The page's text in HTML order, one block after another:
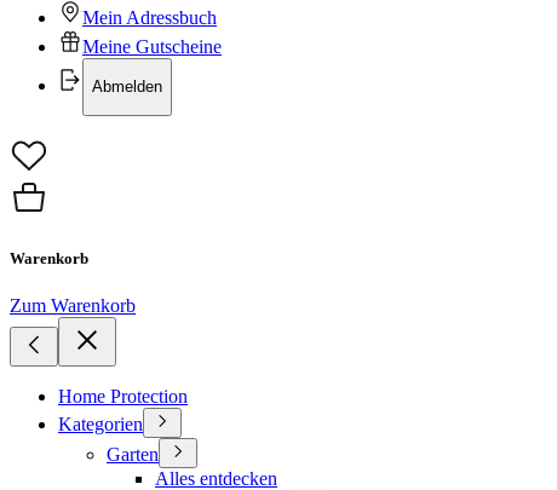
Mein Adressbuch
Meine Gutscheine
Abmelden
Warenkorb
Zum Warenkorb
Home Protection
Kategorien
Garten
Alles entdecken